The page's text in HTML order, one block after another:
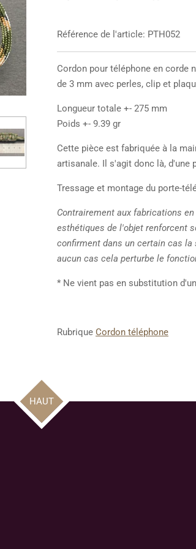
Référence de l'article: PTH052
Cordon pour téléphone en corde
de 3 mm avec perles, clip et
Longueur totale +- 275 mm
Poids +- 9.39 gr
Cette pièce est fabriquée à la
artisanale. Il s'agit donc là, d'une
Tressage et montage du porte-
Contrairement aux fabrications
esthétiques de l'objet renforcent
confirment dans un certain cas la
aucun cas cela perturbe le
* Ne vient pas en substitution
Rubrique Cordon téléphone
HAUT